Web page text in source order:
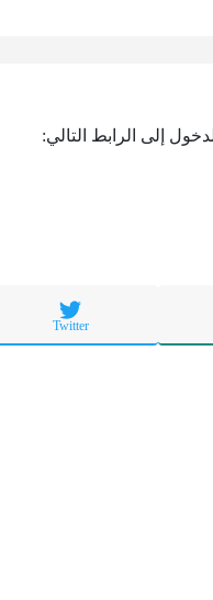
إلى الرابط التالي:
Twitter